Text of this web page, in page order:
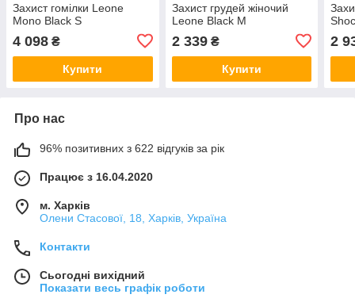
Захист гомілки Leone
Mono Black S
4 098 ₴
Купити
Захист грудей жіночий
Leone Black M
2 339₴
Купити
2
Про нас
96% позитивних з 622 відгуків за рік
Працює з 16.04.2020
м. Харків
Олени Стасової, 18, Харків, Україна
Контакти
Сьогодні вихідний
Показати весь графік роботи